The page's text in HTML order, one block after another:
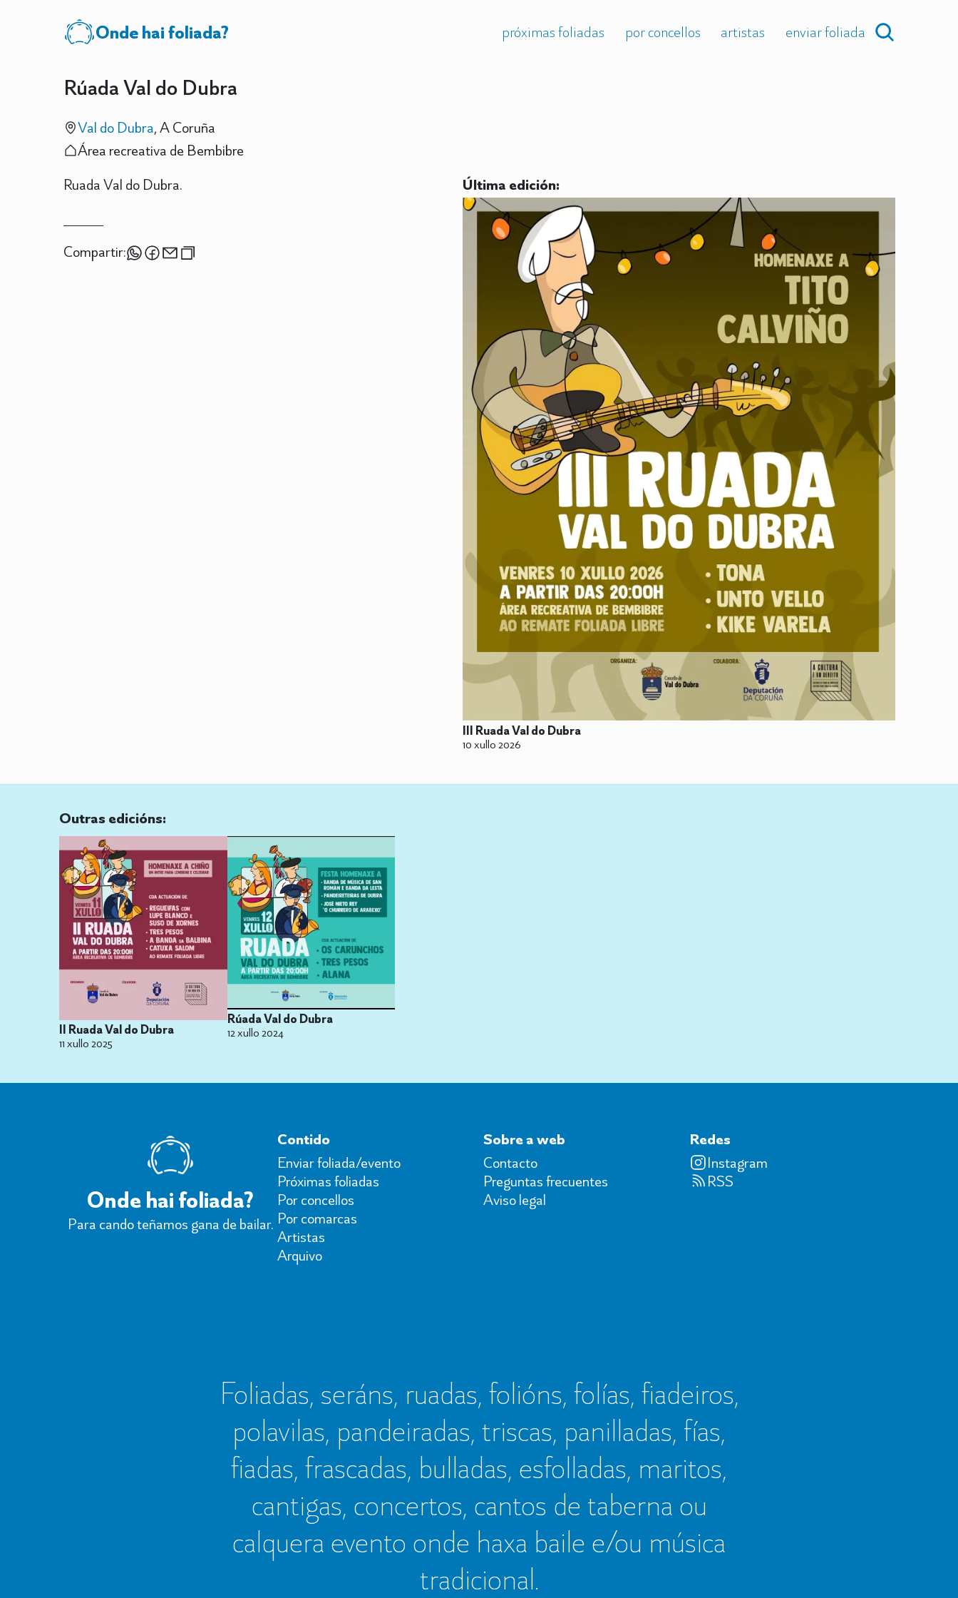
Onde hai foliada? próximas foliadas por concellos artistas enviar foliada
Rúada Val do Dubra
Val do Dubra, A Coruña
Área recreativa de Bembibre
Ruada Val do Dubra.
Compartir:
Última edición:
III Ruada Val do Dubra
10 xullo 2026
Outras edicións:
II Ruada Val do Dubra
11 xullo 2025
Rúada Val do Dubra
12 xullo 2024
Onde hai foliada?
Para cando teñamos gana de bailar.
Contido
Enviar foliada/evento
Próximas foliadas
Por concellos
Por comarcas
Artistas
Arquivo
Sobre a web
Contacto
Preguntas frecuentes
Aviso legal
Redes
Instagram
RSS
Foliadas, seráns, ruadas, folións, folías, fiadeiros,
polavilas, pandeiradas, triscas, panilladas, fías,
fiadas, frascadas, bulladas, esfolladas, maritos,
cantigas, concertos, cantos de taberna ou
calquera evento onde haxa baile e/ou música
tradicional.